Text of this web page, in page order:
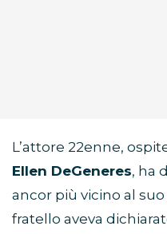
L’attore 22enne,
Ellen DeGeneres, ha
ancor più vicino al
fratello aveva